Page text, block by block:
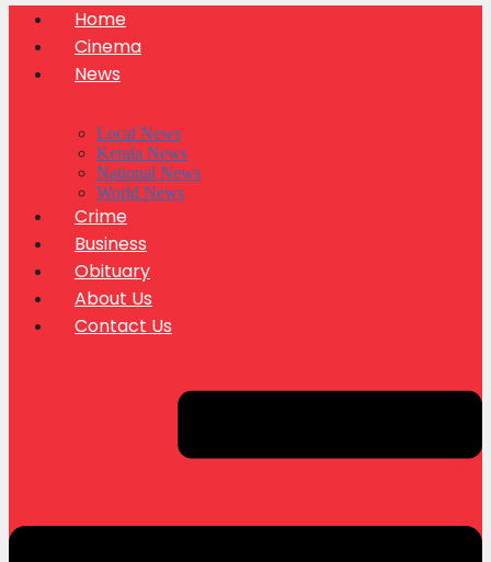
Home
Cinema
News
Local News
Kerala News
National News
World News
Crime
Business
Obituary
About Us
Contact Us